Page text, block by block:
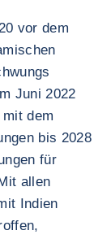
vor dem
Juni 2022
dem
bis 2028
für
allen
Indien